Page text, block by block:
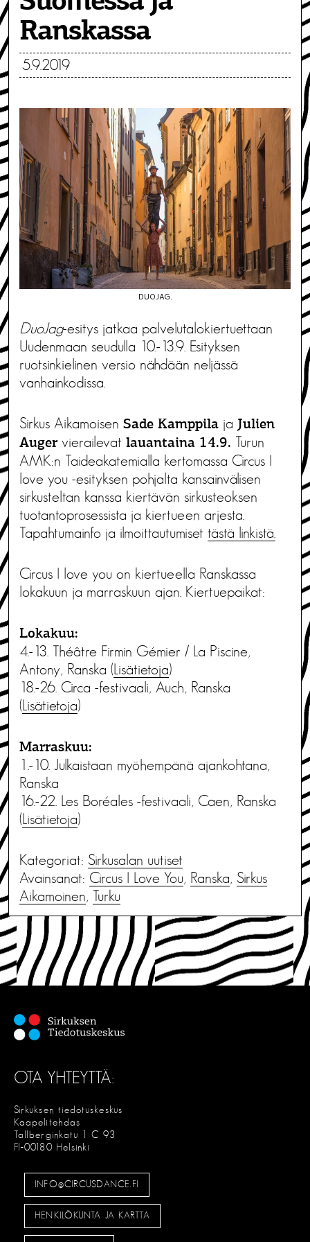
Ranskassa
5.9.2019
DUOJAG.
DuoJag-esitys jatkaa palvelutalokiertuettaan
Uudenmaan seudulla 10.-13.9. Esityksen
ruotsinkielinen versio nähdään neljässä
vanhainkodissa.
Sirkus Aikamoisen Sade Kamppila ja Julien
Augervierailevat lauantaina 14.9. Turun
AMK:n Taideakatemialla kertomassa Circus I
love you -esityksen pohjalta kansainvälisen
sirkusteltan kanssa kiertävän sirkusteoksen
tuotantoprosessista ja kiertueen arjesta.
Tapahtumainfo ja ilmoittautumiset tästä linkistä.
Circus I love you on kiertueella Ranskassa
lokakuun ja marraskuun ajan. Kiertuepaikat:
Lokakuu:
4.-13. Théâtre Firmin Gémier / La Piscine,
Antony, Ranska (Lisätietoja)
18.-26. Circa -festivaali, Auch, Ranska
(Lisätietoja)
Marraskuu:
1.-10. Julkaistaan myöhempänä ajankohtana,
Ranska
16.-22. Les Boréales -festivaali, Caen, Ranska
(Lisätietoja)
Kategoriat: Sirkusalan uutiset
Avainsanat: Circus I Love You, Ranska, Sirkus
Aikamoinen, Turku
OTA YHTEYTTÄ:
Sirkuksen tiedotuskeskus
Kaapelitehdas
Tallberginkatu 1 C 93
FI-00180 Helsinki
INFO@CIRCUSDANCE.FI
HENKILÖKUNTA JA KARTTA